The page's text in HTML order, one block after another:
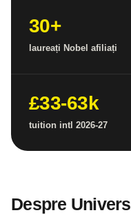
30+
laureați Nobel afiliați
£33-63k
tuition intl 2026-27
Despre